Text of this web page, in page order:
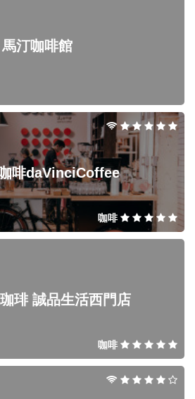
馬汀咖啡館
啡daVinciCoffee
咖啡
琲 誠品生活西門店
咖啡